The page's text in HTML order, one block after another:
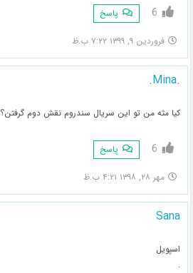
6 پاسخ
فروردین ۹, ۱۳۹۹ ۷:۲۲ ب.ظ
.Mina.
کیا مثه من تو این سریال سندروم نقش دوم گرفتن؟
6 پاسخ
مهر ۲۸, ۱۳۹۸ ۴:۲۱ ب.ظ
Sana
اسپویل
.